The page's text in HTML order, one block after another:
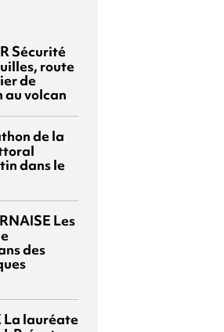
Sécurité
route
de
au volcan
de la
dans le
Les
des
La lauréate